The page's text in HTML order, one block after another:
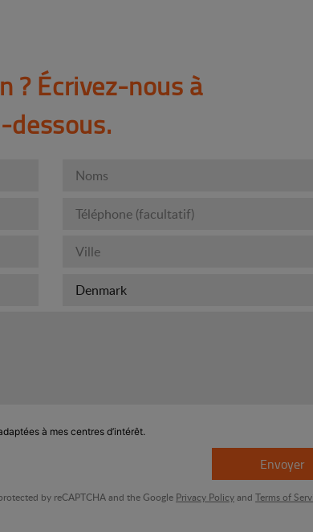
? Écrivez-nous à
à mes centres d’intérêt.
Envoyer
by reCAPTCHA and the Google Privacy PolicyandTerms of